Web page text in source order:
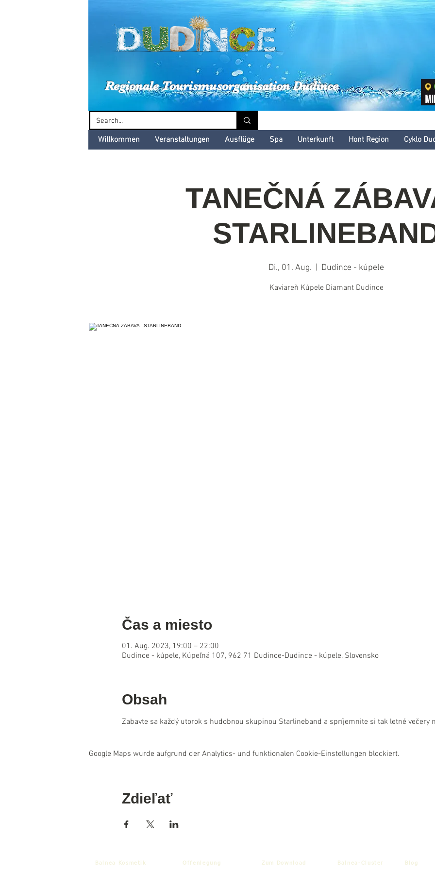
Dudinské kultúrne leto
Regionale Tourismusorganisation Dudince
Willkommen Veranstaltungen Ausflüge Spa Unterkunft Hont Region Cyklo
TANEČNÁ
Di., 01. Aug. Dudince - kúpele
Kaviareň Kúpele Diamant Dudince
Čas a miesto
01. Aug. 2023, 19:00 – 22:00
Dudince - kúpele, Kúpeľná 107, 962 71 Dudince-Dudince - kúpele, Slovensko
Obsah
Zabavte sa každý utorok s hudobnou skupinou Starlineband a spríjemnite si tak letné večery
Google Maps wurde aufgrund der Analytics- und funktionalen Cookie-Einstellungen blockiert.
Zdieľať
Balnea Kosmetik Offenlegung Zum Download Balnea-Cluster Blog